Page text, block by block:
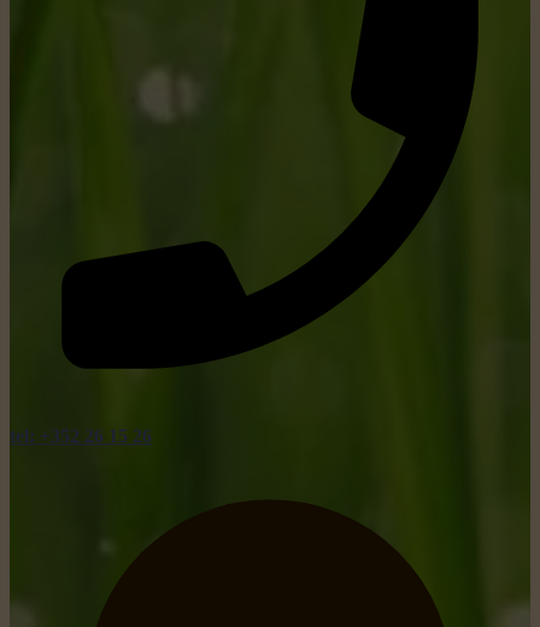
tel: +352 26 15 26